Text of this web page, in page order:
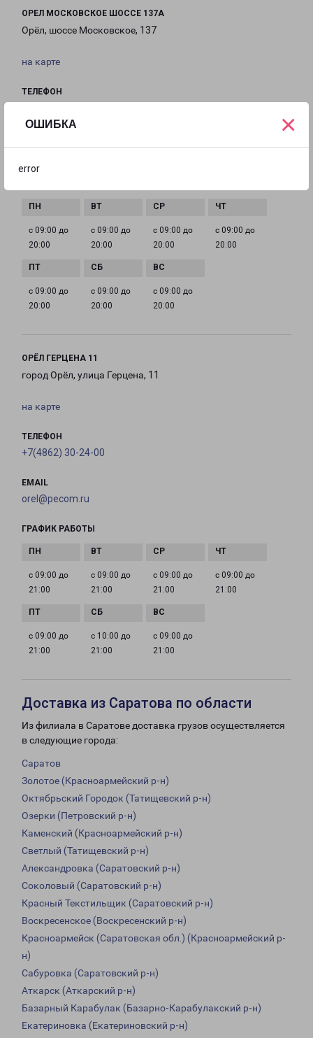
ОШИБКА
error
×
ОРЕЛ МОСКОВСКОЕ ШОССЕ 137А
Орёл, шоссе Московское, 137
на карте
ТЕЛЕФОН
с 09:00 до
20:00
с 09:00 до
20:00
с 09:00 до
20:00
с 09:00 до
20:00
с 09:00 до
20:00
с 09:00 до
20:00
с 09:00 до
20:00
ОРЁЛ ГЕРЦЕНА 11
город Орёл, улица Герцена, 11
на карте
ТЕЛЕФОН
+7(4862) 30-24-00
EMAIL
orel@pecom.ru
ГРАФИК РАБОТЫ
с 09:00 до
21:00
с 09:00 до
21:00
с 09:00 до
21:00
с 09:00 до
21:00
с 09:00 до
21:00
с 10:00 до
21:00
с 09:00 до
21:00
Доставка из Саратова по области
Из филиала в Саратове доставка грузов осуществляется
в следующие города:
Саратов
Золотое (Красноармейский р-н)
Октябрьский Городок (Татищевский р-н)
Озерки (Петровский р-н)
Каменский (Красноармейский р-н)
Светлый (Татищевский р-н)
Александровка (Саратовский р-н)
Соколовый (Саратовский р-н)
Красный Текстильщик (Саратовский р-н)
Воскресенское (Воскресенский р-н)
Красноармейск (Саратовская обл.) (Красноармейский р-
н)
Сабуровка (Саратовский р-н)
Аткарск (Аткарский р-н)
Базарный Карабулак (Базарно-Карабулакский р-н)
Екатериновка (Екатериновский р-н)